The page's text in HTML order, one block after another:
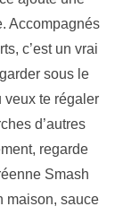
Accompagnés
c’est un vrai
sous le
veux te régaler
d’autres
regarde
Smash
maison, sauce